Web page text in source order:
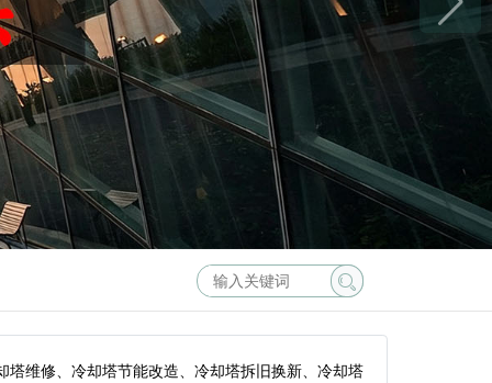
维修、冷却塔节能改造、冷却塔拆旧换新、冷却塔